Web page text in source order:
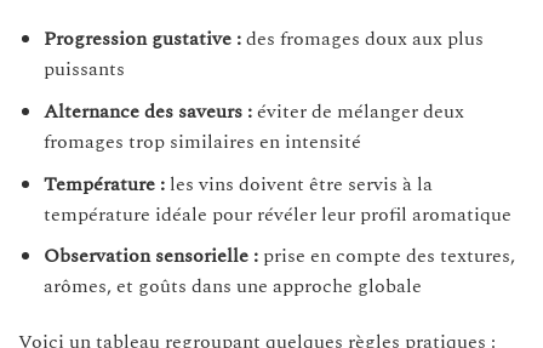
Progression gustative :des fromages doux aux plus
puissants
Alternance des saveurs :éviter de mélanger deux
fromages trop similaires en intensité
Température :les vins doivent être servis à la
température idéale pour révéler leur profil aromatique
Observation sensorielle :prise en compte des textures,
arômes, et goûts dans une approche globale
Voici un tableau regroupant quelques règles pratiques :